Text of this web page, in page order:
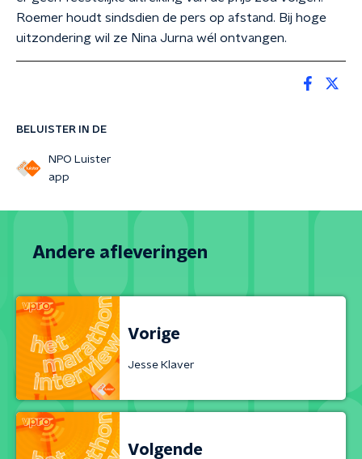
BELUISTER IN DE
NPO Luister
app
Roemer houdt sindsdien de pers op afstand. Bij hoge
uitzondering wil ze Nina Jurna wél ontvangen.
Andere afleveringen
Vorige
Jesse Klaver
Volgende